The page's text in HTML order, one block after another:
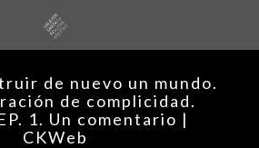
de nuevo un mundo.
de complicidad.
1. Un comentario |
CKWeb